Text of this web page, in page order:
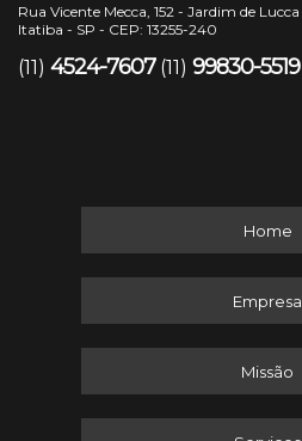
Rua Vicente Mecca, 152 - Jardim de Lucca
Itatiba - SP - CEP: 13255-240
(11) 4524-7607 (11) 99830-5519
Home
Empresa
Missão